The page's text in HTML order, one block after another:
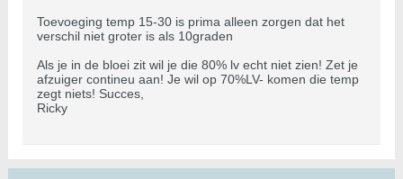
Toevoeging temp 15-30 is prima alleen zorgen dat het
verschil niet groter is als 10graden
Als je in de bloei zit wil je die 80% lv echt niet zien! Zet je
afzuiger contineu aan! Je wil op 70%LV- komen die temp
zegt niets! Succes,
Ricky